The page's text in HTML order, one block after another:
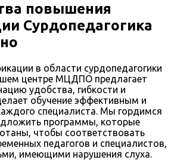
повышения
Сурдопедагогика
в области сурдопедагогики
центре МЦДПО предлагает
удобства, гибкости и
обучение эффективным и
специалиста. Мы гордимся
программы, которые
чтобы соответствовать
педагогов и специалистов,
имеющими нарушения слуха.